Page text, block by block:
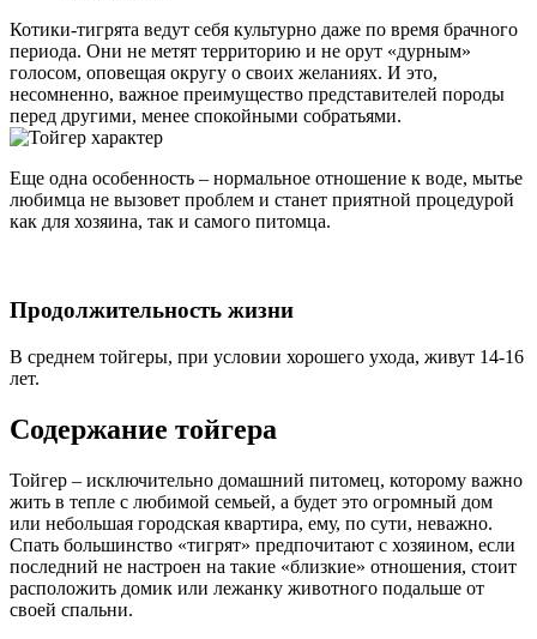
Котики-тигрята ведут себя культурно даже по время брачного
периода. Они не метят территорию и не орут «дурным»
голосом, оповещая округу о своих желаниях. И это,
несомненно, важное преимущество представителей породы
перед другими, менее спокойными собратьями.
Еще одна особенность – нормальное отношение к воде, мытье
любимца не вызовет проблем и станет приятной процедурой
как для хозяина, так и самого питомца.
Продолжительность жизни
В среднем тойгеры, при условии хорошего ухода, живут 14-16
лет.
Содержание тойгера
Тойгер – исключительно домашний питомец, которому важно
жить в тепле с любимой семьей, а будет это огромный дом
или небольшая городская квартира, ему, по сути, неважно.
Спать большинство «тигрят» предпочитают с хозяином, если
последний не настроен на такие «близкие» отношения, стоит
расположить домик или лежанку животного подальше от
своей спальни.